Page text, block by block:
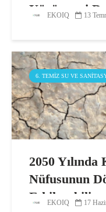
Yürütmeyi
EKOIQ 13
6. TEMIZ SU VE
2050
Nüfusunun
Etkileyebilir
EKOIQ 17